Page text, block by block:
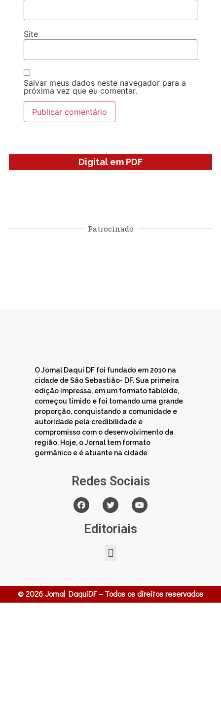
Site
Salvar meus dados neste navegador para a
próxima vez que eu comentar.
Digital em PDF
Patrocinado
O Jornal Daqui DF foi fundado em 2010 na
cidade de São Sebastião- DF. Sua primeira
edição impressa, em um formato tabloide,
começou tímido e foi tomando uma grande
proporção, conquistando a comunidade e
autoridade pela credibilidade e
compromisso com o desenvolvimento da
região. Hoje, o Jornal tem formato
germânico e é atuante na cidade
Redes Sociais
Editoriais
© 2026 Jornal DaquiDF – Todos os direitos reservados